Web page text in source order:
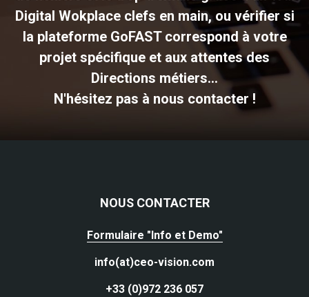
Digital Wokplace clefs en main, ou vérifier si
la plateforme GoFAST correspond à votre
projet spécifique et aux attentes des
Directions métiers...
N'hésitez pas à nous contacter !
NOUS CONTACTER
Formulaire "Info et Demo"
info(at)ceo-vision.com
+33 (0)972 236 057